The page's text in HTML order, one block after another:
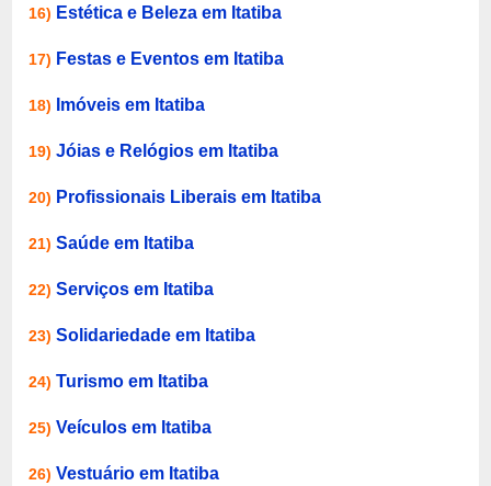
16) Estética e Beleza em Itatiba
17) Festas e Eventos em Itatiba
18) Imóveis em Itatiba
19)Jóias e Relógios em Itatiba
20) Profissionais Liberais em Itatiba
21)Saúde em Itatiba
22)Serviços em Itatiba
23)Solidariedade em Itatiba
24)Turismo em Itatiba
25)Veículos em Itatiba
26)Vestuário em Itatiba